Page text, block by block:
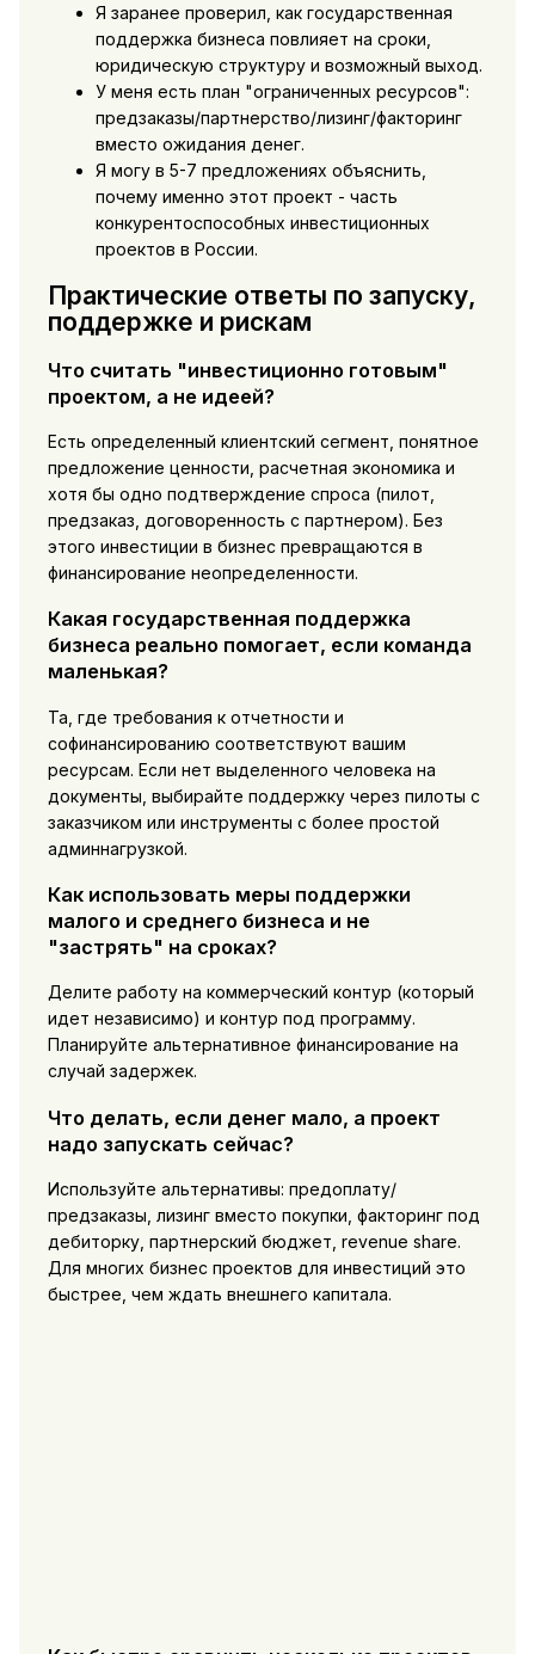
Я заранее проверил, как государственная
поддержка бизнеса повлияет на сроки,
юридическую структуру и возможный выход.
У меня есть план "ограниченных ресурсов":
предзаказы/партнерство/лизинг/факторинг
вместо ожидания денег.
Я могу в 5-7 предложениях объяснить,
почему именно этот проект - часть
конкурентоспособных инвестиционных
проектов в России.
Практические ответы по запуску,
поддержке и рискам
Что считать "инвестиционно готовым"
проектом, а не идеей?
Есть определенный клиентский сегмент, понятное
предложение ценности, расчетная экономика и
хотя бы одно подтверждение спроса (пилот,
предзаказ, договоренность с партнером). Без
этого инвестиции в бизнес превращаются в
финансирование неопределенности.
Какая государственная поддержка
бизнеса реально помогает, если команда
маленькая?
Та, где требования к отчетности и
софинансированию соответствуют вашим
ресурсам. Если нет выделенного человека на
документы, выбирайте поддержку через пилоты с
заказчиком или инструменты с более простой
админнагрузкой.
Как использовать меры поддержки
малого и среднего бизнеса и не
"застрять" на сроках?
Делите работу на коммерческий контур (который
идет независимо) и контур под программу.
Планируйте альтернативное финансирование на
случай задержек.
Что делать, если денег мало, а проект
надо запускать сейчас?
Используйте альтернативы: предоплату/
предзаказы, лизинг вместо покупки, факторинг под
дебиторку, партнерский бюджет, revenue share.
Для многих бизнес проектов для инвестиций это
быстрее, чем ждать внешнего капитала.